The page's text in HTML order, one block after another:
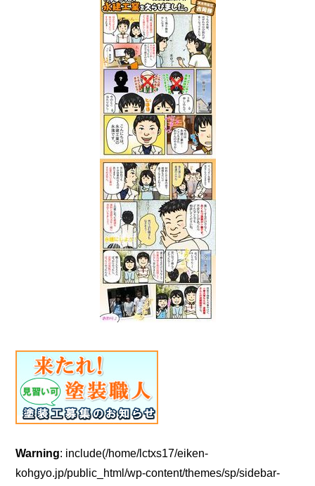
Warning: include(/home/lctxs17/eiken-
kohgyo.jp/public_html/wp-content/themes/sp/sidebar-